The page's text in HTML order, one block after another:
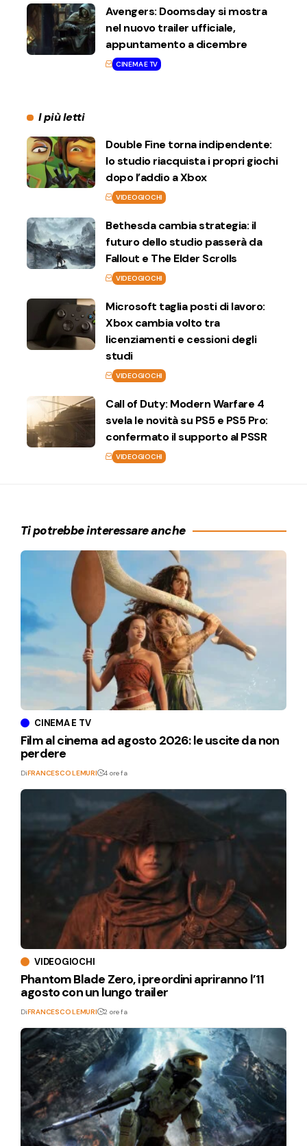
Avengers: Doomsday si mostra
nel nuovo trailer ufficiale,
appuntamento a dicembre
CINEMA E TV
I più letti
Double Fine torna indipendente:
lo studio riacquista i propri giochi
dopo l’addio a Xbox
VIDEOGIOCHI
Bethesda cambia strategia: il
futuro dello studio passerà da
Fallout e The Elder Scrolls
VIDEOGIOCHI
Microsoft taglia posti di lavoro:
Xbox cambia volto tra
licenziamenti e cessioni degli
studi
VIDEOGIOCHI
Call of Duty: Modern Warfare 4
svela le novità su PS5 e PS5 Pro:
confermato il supporto al PSSR
VIDEOGIOCHI
Ti potrebbe interessare anche
CINEMA E TV
Film al cinema ad agosto 2026: le uscite da non
perdere
DiFRANCESCO LEMURI 4 ore fa
VIDEOGIOCHI
Phantom Blade Zero, i preordini apriranno l’11
agosto con un lungo trailer
DiFRANCESCO LEMURI 2 ore fa